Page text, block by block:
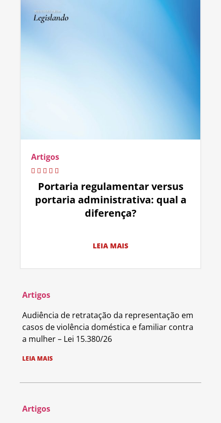
Artigos
Portaria regulamentar versus
portaria administrativa: qual a
diferença?
LEIA MAIS
Artigos
Audiência de retratação da representação em
casos de violência doméstica e familiar contra
a mulher – Lei 15.380/26
LEIA MAIS
Artigos